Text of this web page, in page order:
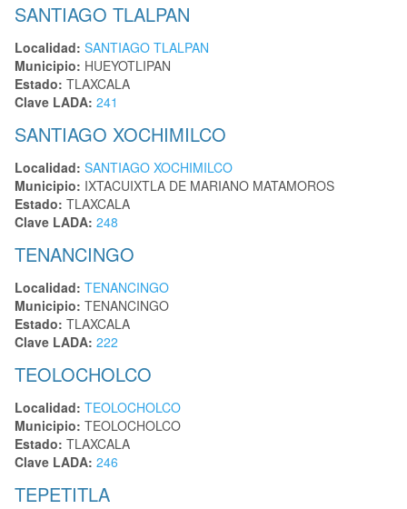
SANTIAGO TLALPAN
Localidad: SANTIAGO TLALPAN
Municipio: HUEYOTLIPAN
Estado: TLAXCALA
Clave LADA: 241
SANTIAGO XOCHIMILCO
Localidad: SANTIAGO XOCHIMILCO
Municipio: IXTACUIXTLA DE MARIANO MATAMOROS
Estado: TLAXCALA
Clave LADA: 248
TENANCINGO
Localidad: TENANCINGO
Municipio: TENANCINGO
Estado: TLAXCALA
Clave LADA: 222
TEOLOCHOLCO
Localidad: TEOLOCHOLCO
Municipio: TEOLOCHOLCO
Estado: TLAXCALA
Clave LADA: 246
TEPETITLA